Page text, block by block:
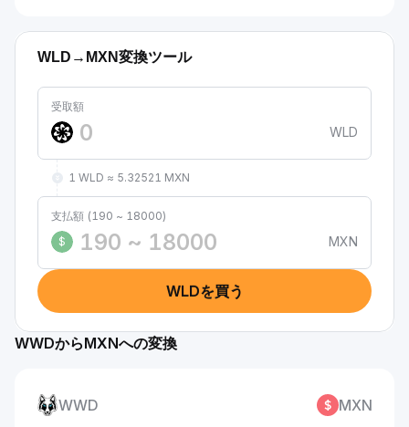
WLD→MXN変換ツール
受取額
WLD
1 WLD ≈ 5.32521 MXN
支払額 (190 ~ 18000)
$
MXN
WLDを買う
WWDからMXNへの変換
WWD MXN